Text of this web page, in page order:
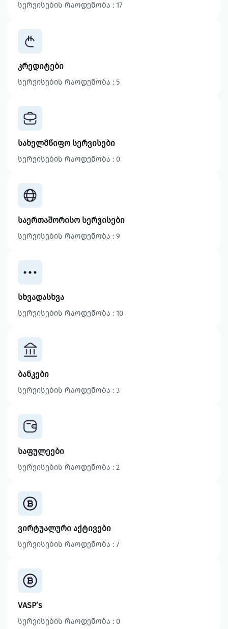
სერვისების რაოდენობა : 17
კრედიტები
სერვისების რაოდენობა : 5
სახელმწიფო სერვისები
სერვისების რაოდენობა : 0
საერთაშორისო სერვისები
სერვისების რაოდენობა : 9
სხვადასხვა
სერვისების რაოდენობა : 10
ბანკები
სერვისების რაოდენობა : 3
საფულეები
სერვისების რაოდენობა : 2
ვირტუალური აქტივები
სერვისების რაოდენობა : 7
VASP’s
სერვისების რაოდენობა : 0